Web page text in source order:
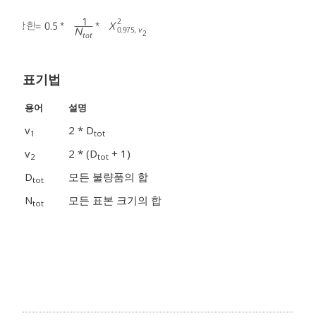
표기법
용어 설명
v1 2 * Dtot
v2 2 * (Dtot + 1)
Dtot
모든 불량품의 합
Ntot 모든 표본 크기의 합